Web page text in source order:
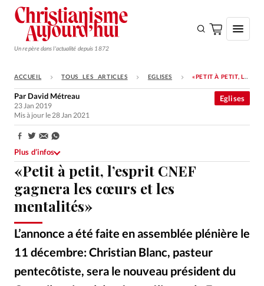
Un repère dans l'actualité depuis 1872
S'ABONNER
Monde
Opinions
Tous les articles
Faire un don
Emploi
Édition: Internationale
ACCUEIL TOUS LES ARTICLES EGLISES «PETIT À PETIT, L’ESPRIT CNEF GAGNERA LES CŒURS ET LES MENTALITÉS»
«Petit à petit, l’esprit CNEF
gagnera les cœurs et les
mentalités»
L’annonce a été faite en assemblée plénière le
11 décembre: Christian Blanc, pasteur
pentecôtiste, sera le nouveau président du
Eglises
Par David Métreau
23 Jan 2019
Mis à jour le 28 Jan 2021
Partager:
Plus d’infos